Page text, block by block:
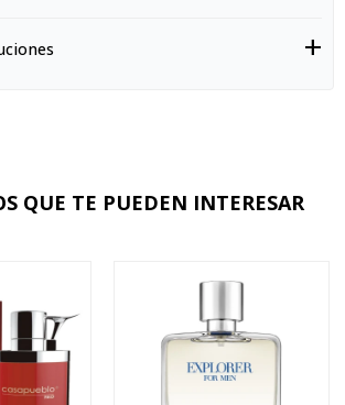
QUE TE PUEDEN INTERESAR